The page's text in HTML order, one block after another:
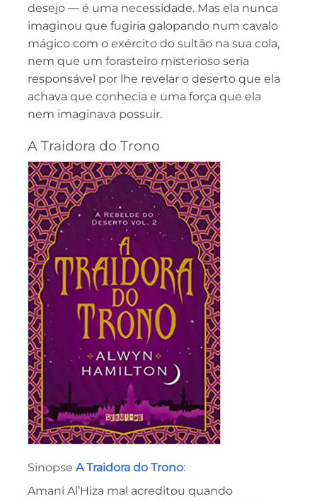
desejo ― é uma necessidade. Mas ela nunca
imaginou que fugiria galopando num cavalo
mágico com o exército do sultão na sua cola,
nem que um forasteiro misterioso seria
responsável por lhe revelar o deserto que ela
achava que conhecia e uma força que ela
nem imaginava possuir.
A Traidora do Trono
Sinopse A Traidora do Trono:
Amani Al’Hiza mal acreditou quando